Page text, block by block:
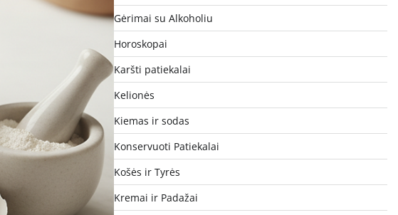
Gėrimai su Alkoholiu
Horoskopai
Karšti patiekalai
Kelionės
Kiemas ir sodas
Konservuoti Patiekalai
Košės ir Tyrės
Kremai ir Padažai